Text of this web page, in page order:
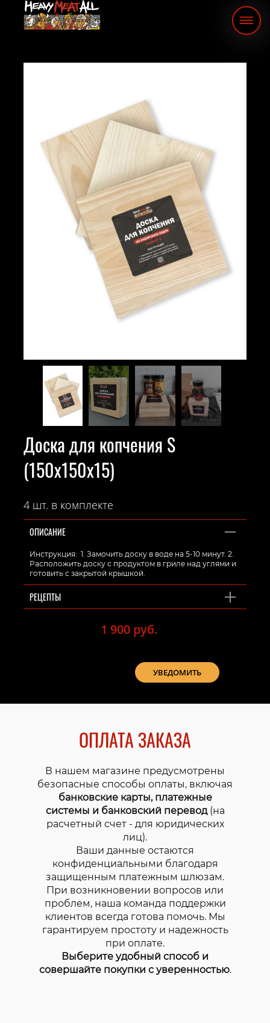
Доска для копчения S
(150х150х15)
1 900 руб.
УВЕДОМИТЬ
4 шт. в комплекте
ОПИСАНИЕ
Инструкция: 1. Замочить доску в воде на 5-10 минут. 2.
Расположить доску с продуктом в гриле над углями и
готовить с закрытой крышкой.
РЕЦЕПТЫ
ОПЛАТА ЗАКАЗА
В нашем магазине предусмотрены
безопасные способы оплаты, включая
банковские карты, платежные
системы и банковский перевод(на
расчетный счет - для юридических
лиц).
Ваши данные остаются
конфиденциальными благодаря
защищенным платежным шлюзам.
При возникновении вопросов или
проблем, наша команда поддержки
клиентов всегда готова помочь. Мы
гарантируем простоту и надежность
при оплате.
Выберите удобный способ и
совершайте покупки с уверенностью.